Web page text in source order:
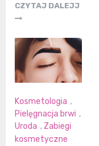
CZYTAJ DALEJJ
Kosmetologia ,
Pielęgnacja brwi ,
Uroda , Zabiegi
kosmetyczne